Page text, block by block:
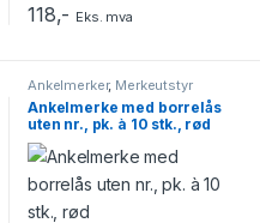
118,- Eks. mva
Ankelmerker, Merkeutstyr
Ankelmerke med borrelås
uten nr., pk. à 10 stk., rød